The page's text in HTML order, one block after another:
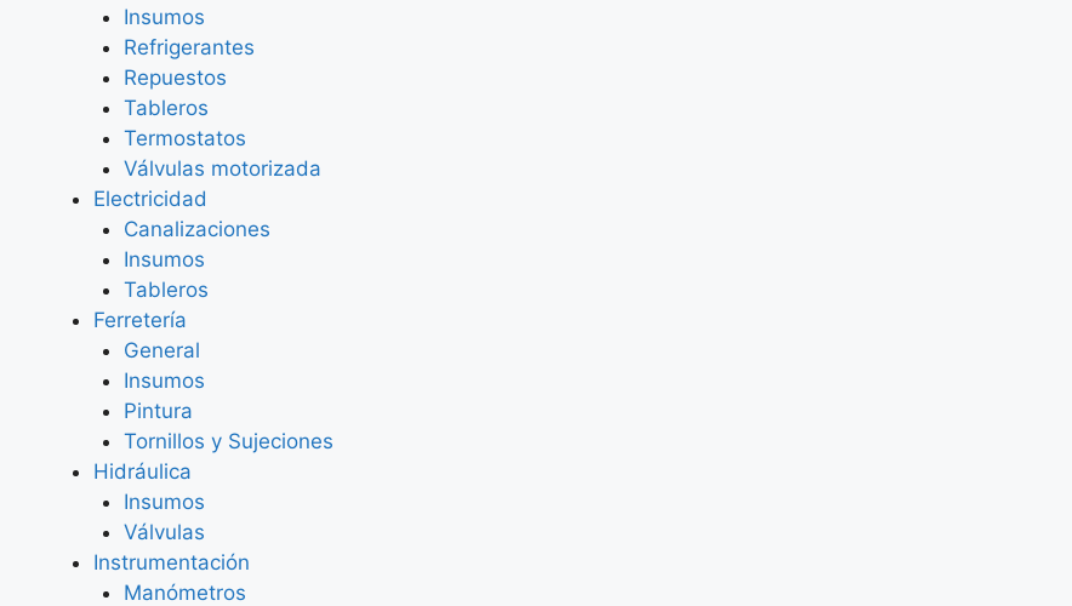
Insumos
Refrigerantes
Repuestos
Tableros
Termostatos
Válvulas motorizada
Electricidad
Canalizaciones
Insumos
Tableros
Ferretería
General
Insumos
Pintura
Tornillos y Sujeciones
Hidráulica
Insumos
Válvulas
Instrumentación
Manómetros